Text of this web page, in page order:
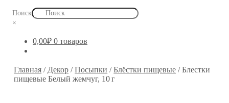
Поиск
×
0,00₽ 0 товаров
Главная / Декор /Посыпки /Блёстки пищевые /Блестки
пищевые Белый жемчуг, 10 г